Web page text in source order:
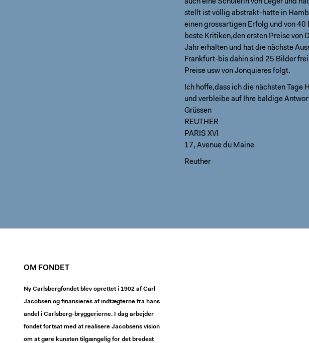
auch eine Schülerin von Leger und
stellt ist völlig abstrakt-hatte in
einen grossartigen Erfolg und von 40
beste Kritiken,den ersten Preise von
Jahr erhalten und hat die nächste
Frankfurt-bis dahin sind 25 Bilder
Preise usw von Jonquieres folgt.
Ich hoffe,dass ich die nächsten Tage
und verbleibe auf Ihre baldige
Grüssen
REUTHER
PARIS XVI
17, Avenue du Maine
Reuther
OM FONDET
Ny Carlsbergfondet blev oprettet i 1902 af Carl
Jacobsen og finansieres af indtægterne fra hans
andel i Carlsberg-bryggerierne. I dag arbejder
fondet fortsat med at realisere Jacobsens vision
om at gøre kunsten tilgængelig for det bredest